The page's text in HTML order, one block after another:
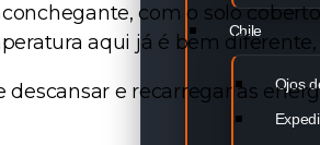
Chile
Ojos
com o solo
aqui já é bem
descansar e recarregar as